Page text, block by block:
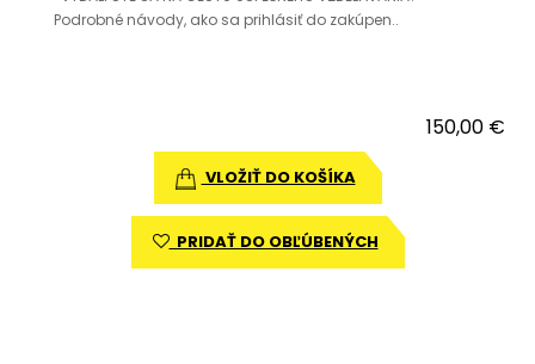
Podrobné návody, ako sa prihlásiť do zakúpen..
150,00 €
VLOŽIŤ DO KOŠÍKA
PRIDAŤ DO OBĽÚBENÝCH